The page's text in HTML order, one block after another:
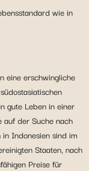
wie in
eine erschwingliche
gute Leben in einer
der Suche nach
Indonesien sind im
Staaten, nach
Preise für